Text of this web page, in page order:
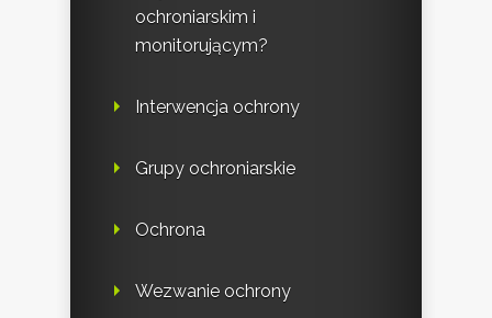
ochroniarskim i
monitorującym?
Interwencja ochrony
Grupy ochroniarskie
Ochrona
Wezwanie ochrony